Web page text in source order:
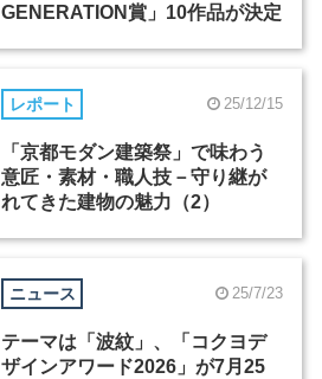
GENERATION賞」10作品が決定
レポート 25/12/15
「京都モダン建築祭」で味わう
意匠・素材・職人技－守り継が
れてきた建物の魅力（2）
ニュース 25/7/23
テーマは「波紋」、「コクヨデ
ザインアワード2026」が7月25